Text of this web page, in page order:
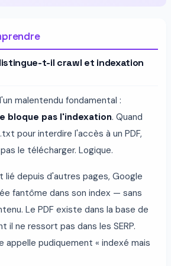
t-il crawl et indexation
malentendu fondamental :
bloque pas l'indexation. Quand
pour interdire l'accès à un PDF,
le télécharger. Logique.
lié depuis d'autres pages, Google
fantôme dans son index — sans
Le PDF existe dans la base de
il ne ressort pas dans les SERP.
appelle pudiquement « indexé mais